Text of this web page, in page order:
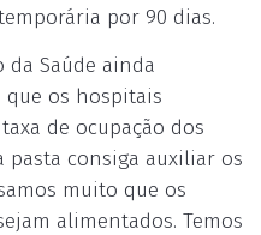
por 90 dias.
Saúde ainda
os hospitais
de ocupação dos
pasta consiga auxiliar os
muito que os
alimentados. Temos